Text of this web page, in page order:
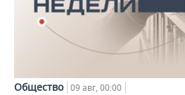
Общество 09 авг, 00:00